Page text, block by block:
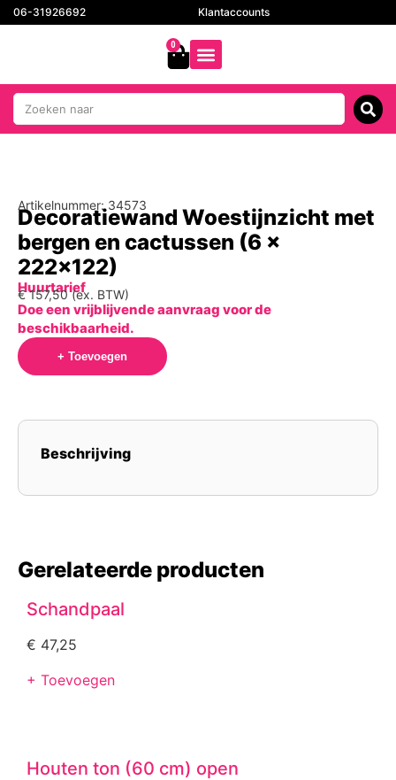
06-31926692 Klantaccounts
0
Artikelnummer: 34573
Decoratiewand Woestijnzicht met
bergen en cactussen (6 x
222×122)
Huurtarief
€157,50(ex. BTW)
Doe een vrijblijvende aanvraag voor de
beschikbaarheid.
+ Toevoegen
Beschrijving
Gerelateerde producten
Schandpaal
€ 47,25
+ Toevoegen
Houten ton (60 cm) open